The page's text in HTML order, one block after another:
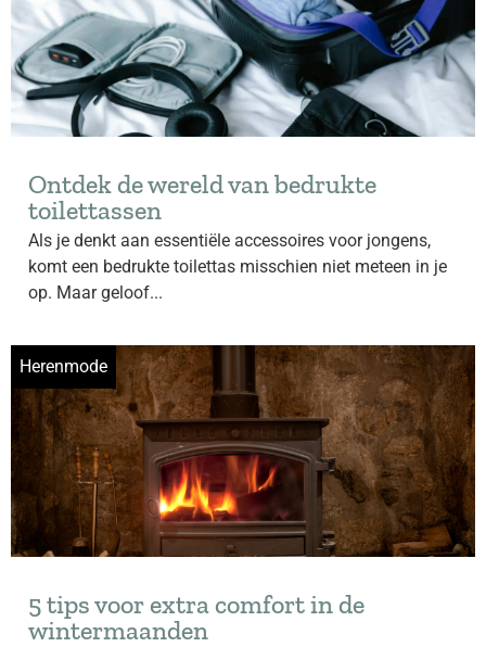
Ontdek de wereld van bedrukte
toilettassen
Als je denkt aan essentiële accessoires voor jongens,
komt een bedrukte toilettas misschien niet meteen in je
op. Maar geloof...
Herenmode
5 tips voor extra comfort in de
wintermaanden